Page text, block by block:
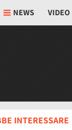
NEWS VIDEO
INTERESSARE